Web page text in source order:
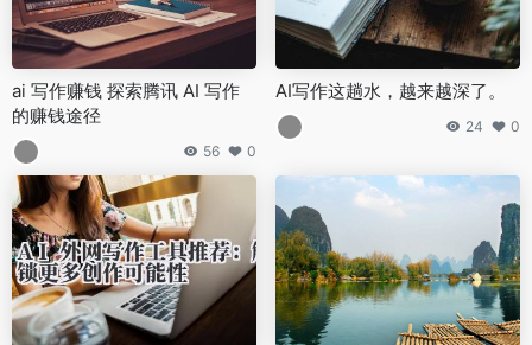
ai 写作赚钱 探索腾讯 AI 写作
的赚钱途径
56 0
AI写作这趟水，越来越深了。
24 0